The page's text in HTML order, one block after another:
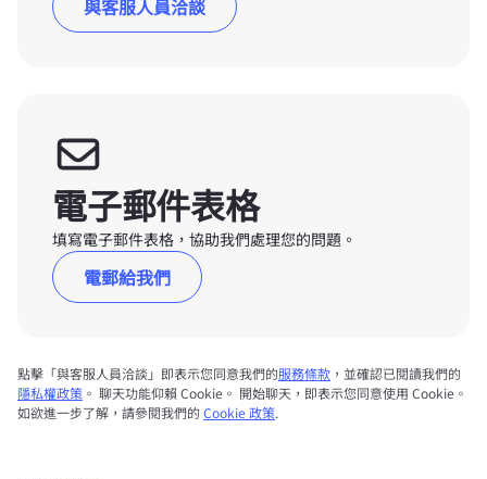
與客服人員洽談
電子郵件表格
填寫電子郵件表格，協助我們處理您的問題。
電郵給我們
點擊「與客服人員洽談」即表示您同意我們的服務條款 ，並確認已閱讀我們的
隱私權政策 。 聊天功能仰賴 Cookie。 開始聊天，即表示您同意使用 Cookie。
如欲進一步了解，請參閱我們的 Cookie 政策.